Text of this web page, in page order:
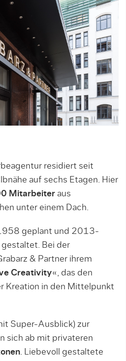
residiert seit
auf sechs Etagen. Hier
Mitarbeiter aus
unter einem Dach.
geplant und 2013-
Bei der
& Partner ihrem
Creativity«, das den
Kreation in den Mittelpunkt
Super-Ausblick) zur
sich ab mit privateren
. Liebevoll gestaltete